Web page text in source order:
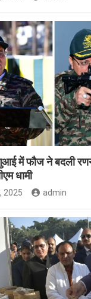
में फौज ने बदली
धामी
2025 admin